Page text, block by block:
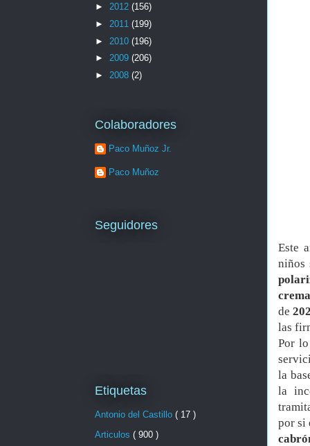
Este
niños
de
las
Por
la
la
por si
► 2012 (156)
► 2011 (199)
► 2010 (196)
► 2009 (206)
► 2008 (2)
Colaboradores
Paco Muñoz Jr.
Paco Muñoz
Seguidores
Etiquetas
Antonio del Castillo ( 17 )
Articulos ( 900 )